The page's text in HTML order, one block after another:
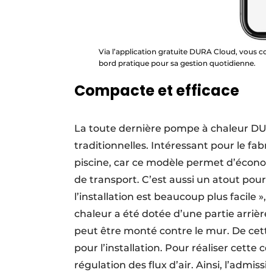
Via l’application gratuite DURA Cloud, vous
bord pratique pour sa gestion quotidienne.
Compacte et efficace
La toute dernière pompe à chaleur
traditionnelles. Intéressant pour le
piscine, car ce modèle permet
de transport. C’est aussi un atout
l’installation est beaucoup plus facile
chaleur a été dotée d’une partie
peut être monté contre le mur. De
pour l’installation. Pour réaliser cette
régulation des flux d’air. Ainsi,